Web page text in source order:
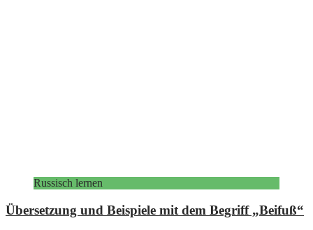
Russisch lernen
Übersetzung und Beispiele mit dem Begriff „Beifuß“